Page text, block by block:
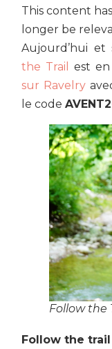
This content
longer be
Aujourd’hui et
the Trail
est
sur Ravelry
le code
Follow the
Follow the trail